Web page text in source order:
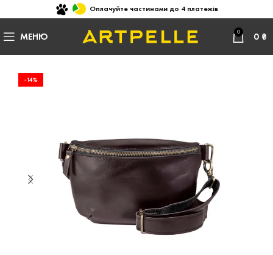
Оплачуйте частинами до 4 платежів
МЕНЮ 0 0 ₴
-14%